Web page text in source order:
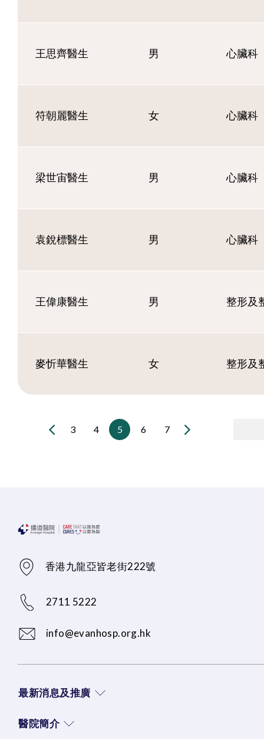
王思齊醫生 男 心臟科
符朝麗醫生 女 心臟科
梁世宙醫生 男 心臟科
袁銳標醫生 男 心臟科
王偉康醫生 男 整形及
麥忻華醫生 女 整形及
3 4 5 6 7
香港九龍亞皆老街222號
2711 5222
info@evanhosp.org.hk
最新消息及推廣
醫院簡介